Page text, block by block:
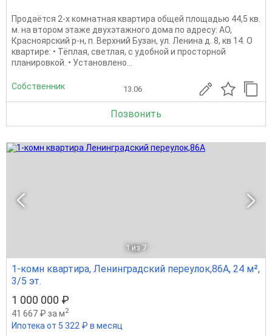
Продаётся 2-х комнатная квартира общей площадью 44,5 кв.
м. на втором этаже двухэтажного дома по адресу: АО,
Красноярский р-н, п. Верхний Бузан, ул. Ленина д. 8, кв 14. О
квартире: • Тёплая, светлая, с удобной и просторной
планировкой. • Установлено...
Собственник 13.06
Позвонить
1 из 7
1-комн квартира, Ленинградский переулок,86А, 24 м²,
3/5 эт.
1 000 000 ₽
41 667 ₽ за м2
Ипотека от 5 322 ₽ в месяц